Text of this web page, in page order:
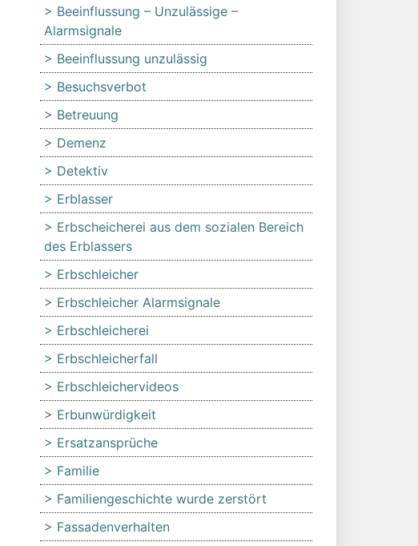
Beeinflussung – Unzulässige –
Alarmsignale
Beeinflussung unzulässig
Besuchsverbot
Betreuung
Demenz
Detektiv
Erblasser
Erbscheicherei aus dem sozialen Bereich
des Erblassers
Erbschleicher
Erbschleicher Alarmsignale
Erbschleicherei
Erbschleicherfall
Erbschleichervideos
Erbunwürdigkeit
Ersatzansprüche
Familie
Familiengeschichte wurde zerstört
Fassadenverhalten